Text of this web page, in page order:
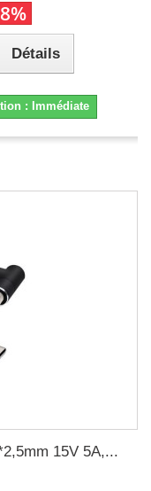
Détails
: Immédiate
15V 5A,...